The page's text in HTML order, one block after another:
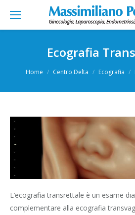
Ecografia
You are here:
Home Centro Delta Ecografia
L’ecografia transrettale è un esame
complementare alla ecografia